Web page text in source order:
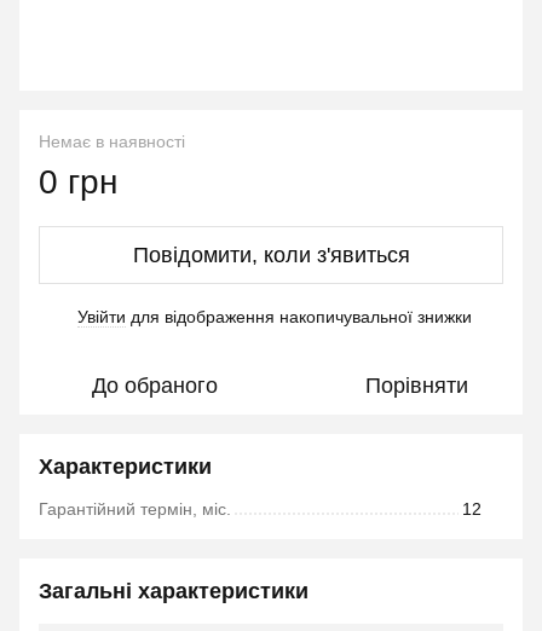
Немає в наявності
0 грн
Повідомити, коли з'явиться
Увійти для відображення накопичувальної знижки
До обраного Порівняти
Характеристики
Гарантійний термін, міс. 12
Загальні характеристики